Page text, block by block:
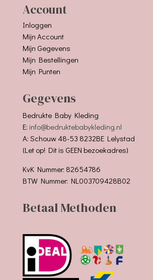
Account
Inloggen
Mijn Account
Mijn Gegevens
Mijn Bestellingen
Mijn Punten
Gegevens
Bedrukte Baby Kleding
E: info@bedruktebabykleding.nl
A: Schouw 48-53 8232BE Lelystad
(Let op! Dit is GEEN bezoekadres)
KvK Nummer: 82654786
BTW Nummer: NL003709428B02
Betaal Methoden